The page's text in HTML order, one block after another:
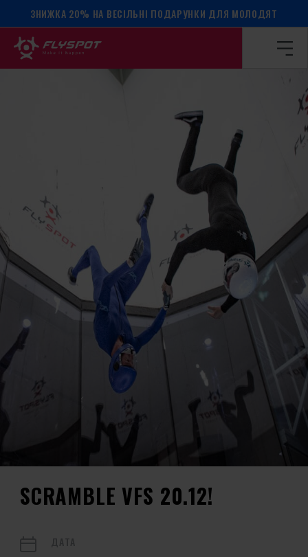
ЗНИЖКА 20% НА ВЕСІЛЬНІ ПОДАРУНКИ ДЛЯ МОЛОДЯТ
Головна сторінка / Календар подій / SCRAMBLE VFS
SCRAMBLE VFS 20.12!